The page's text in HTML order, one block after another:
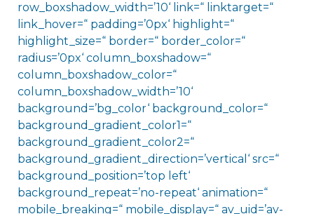
row_boxshadow_width=’10‘ link=“ linktarget=“
link_hover=“ padding=’0px‘ highlight=“
highlight_size=“ border=“ border_color=“
radius=’0px‘ column_boxshadow=“
column_boxshadow_color=“
column_boxshadow_width=’10‘
background=’bg_color‘ background_color=“
background_gradient_color1=“
background_gradient_color2=“
background_gradient_direction=’vertical‘ src=“
background_position=’top left‘
background_repeat=’no-repeat‘ animation=“
mobile_breaking=“ mobile_display=“ av_uid=’av-